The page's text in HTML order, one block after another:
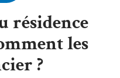
résidence
les
?